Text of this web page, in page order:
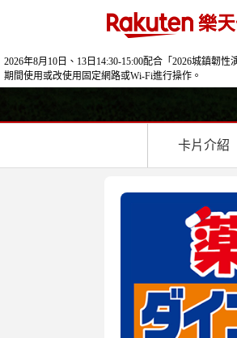
2026年8月10日、13日14:30-15:00配合「2026城鎮
期間使用或改使用固定網路或Wi‑Fi進行操作。
卡片介紹